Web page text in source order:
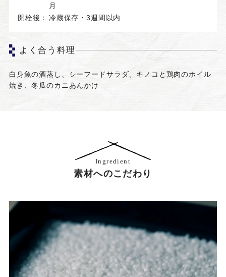
月
開栓後：
冷蔵保存・3週間以内
よく合う料理
白身魚の酒蒸し、シーフードサラダ、キノコと鶏肉のホイル
焼き、冬瓜のカニあんかけ
Ingredient
素材へのこだわり